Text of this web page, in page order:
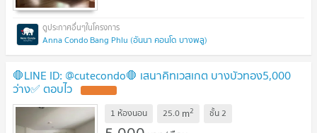
Anna Condo Bang Phlu (อันนา คอนโด บางพลู)
🛑LINE ID: @cutecondo🛑 เสนาคิทเวสเกต บางบัวทอง5,000
ว่าง✅ ตอบไว
1 ห้องนอน 25.0 m2 ชั้น2